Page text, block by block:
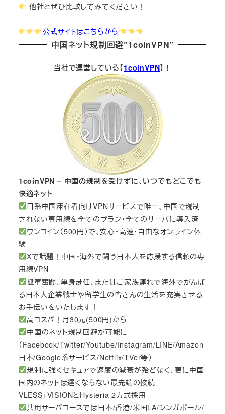
他社とぜひ比較してみてください！
公式サイトはこちらから
中国ネット規制回避”1coinVPN”
当社で運営している【1coinVPN】！
1coinVPN – 中国の規制を受けずに、いつでもどこでも
快適ネット
日系中国滞在者向けVPNサービスで唯一、中国で規制
されない専用線を全てのプラン・全てのサーバに導入済
ワンコイン（500円）で、安心・高速・自由なオンライン体
験
Xで話題！中国・海外で闘う日本人を応援する信頼の専
用線VPN
孤軍奮闘、単身赴任、またはご家族連れで海外でがんば
る日本人企業戦士や留学生の皆さんの生活を充実させる
お手伝いをいたします！
高コスパ！月30元(500円)から
中国のネット規制回避が可能に
（Facebook/Twitter/Youtube/Instagram/LINE/Amazon
日本/Google系サービス/Netflix/TVer等）
規制に強くセキュアで速度の減衰が殆どなく、更に中国
国内のネットは遅くならない最先端の接続
VLESS+VISIONとHysteria 2方式採用
共用サーバコースでは日本/香港/米国LA/シンガポール/